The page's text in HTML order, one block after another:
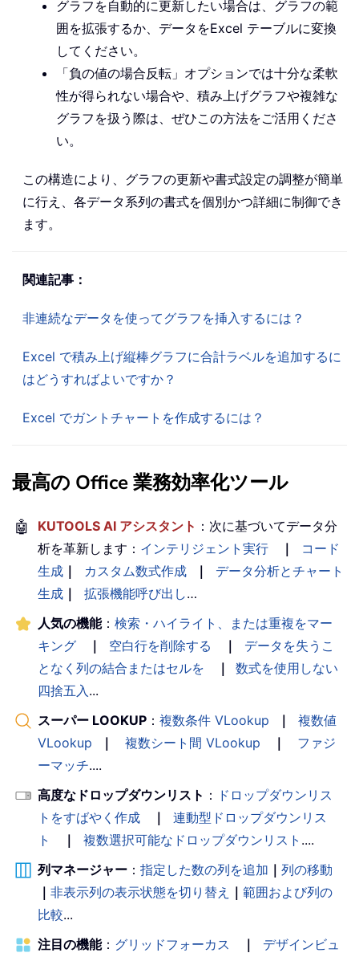
グラフを自動的に更新したい場合は、グラフの範
囲を拡張するか、データをExcel テーブルに変換
してください。
「負の値の場合反転」オプションでは十分な柔軟
性が得られない場合や、積み上げグラフや複雑な
グラフを扱う際は、ぜひこの方法をご活用くださ
い。
この構造により、グラフの更新や書式設定の調整が簡単
に行え、各データ系列の書式を個別かつ詳細に制御でき
ます。
関連記事：
非連続なデータを使ってグラフを挿入するには？
Excel で積み上げ縦棒グラフに合計ラベルを追加するに
はどうすればよいですか？
Excel でガントチャートを作成するには？
最高の Office 業務効率化ツール
🤖 KUTOOLS AI アシスタント ：次に基づいてデータ分
析を革新します： インテリジェント実行 ｜
コード
生成 ｜ カスタム数式作成 ｜
データ分析とチャート
生成 ｜ 拡張機能呼び出し…
人気の機能： 検索・ハイライト、または重複をマー
キング
｜ 空白行を削除する ｜
データを失うこ
となく列の結合またはセルを
｜
数式を使用しない
四捨五入 ...
スーパー LOOKUP ： 複数条件 VLookup ｜
複数値
VLookup
｜ 複数シート間 VLookup ｜
ファジ
ーマッチ....
高度なドロップダウンリスト ： ドロップダウンリス
トをすばやく作成
｜
連動型ドロップダウンリス
ト
｜ 複数選択可能なドロップダウンリスト ....
列マネージャー ： 指定した数の列を追加 ｜ 列の移動
｜ 非表示列の表示状態を切り替え ｜ 範囲および列の
比較...
注目の機能： グリッドフォーカス ｜
デザインビュ